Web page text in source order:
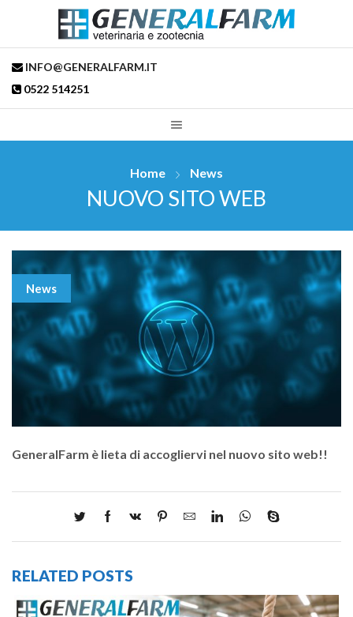
INFO@GENERALFARM.IT
0522 514251
Home News
NUOVO SITO WEB
News
GeneralFarm è lieta di accogliervi nel nuovo sito web!!
RELATED POSTS